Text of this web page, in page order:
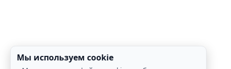
Мы используем cookie